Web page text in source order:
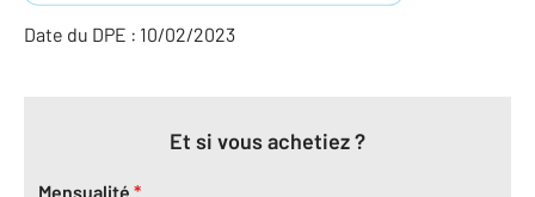
Date du DPE : 10/02/2023
Et si vous achetiez ?
Mensualité *